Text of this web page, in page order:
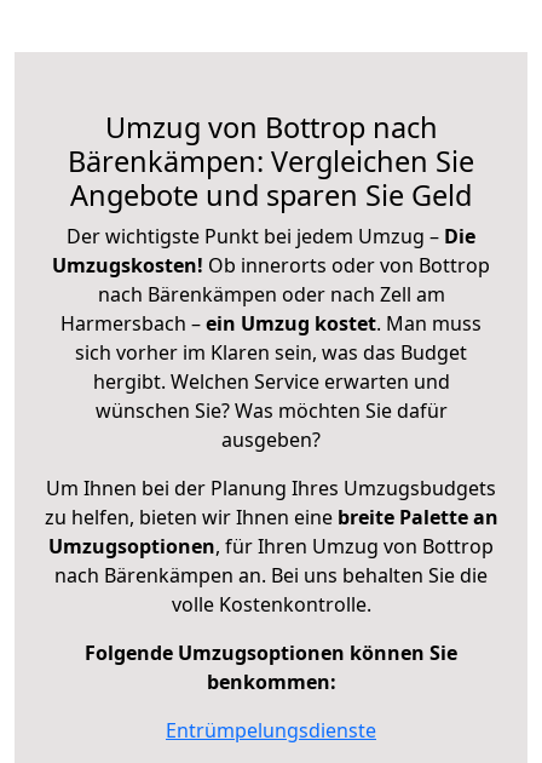
Umzug von Bottrop nach
Bärenkämpen: Vergleichen Sie
Angebote und sparen Sie Geld
Der wichtigste Punkt bei jedem Umzug – Die
Umzugskosten! Ob innerorts oder von Bottrop
nach Bärenkämpen oder nach Zell am
Harmersbach –ein Umzug kostet. Man muss
sich vorher im Klaren sein, was das Budget
hergibt. Welchen Service erwarten und
wünschen Sie? Was möchten Sie dafür
ausgeben?
Um Ihnen bei der Planung Ihres Umzugsbudgets
zu helfen, bieten wir Ihnen eine breite Palette an
Umzugsoptionen, für Ihren Umzug von Bottrop
nach Bärenkämpen an. Bei uns behalten Sie die
volle Kostenkontrolle.
Folgende Umzugsoptionen können Sie
benkommen:
Entrümpelungsdienste